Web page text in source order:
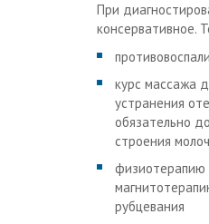
При
консервативное.
курс массажа
устранения
обязательно
строения
физиотерапию
рубцевания